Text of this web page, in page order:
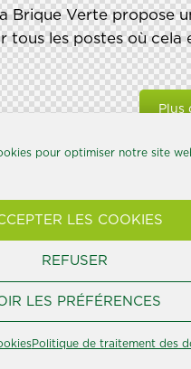
pour optimiser notre site
LES COOKIES
REFUSER
LES PRÉFÉRENCES
Politique de traitement des
Brique Verte propose
tous les postes où cela
Plus